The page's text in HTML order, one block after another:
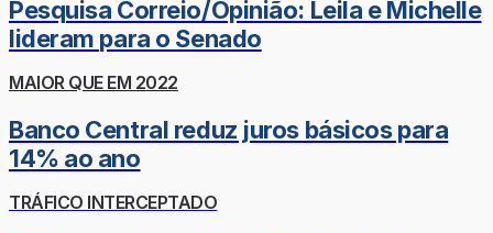
Pesquisa Correio/Opinião: Leila e Michelle
lideram para o Senado
MAIOR QUE EM 2022
Banco Central reduz juros básicos para
14% ao ano
TRÁFICO INTERCEPTADO